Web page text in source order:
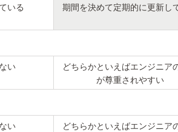
いる 期間を決めて定期的に更新し
い
どちらかといえばエンジニア
が尊重されやすい
い
どちらかといえばエンジニア